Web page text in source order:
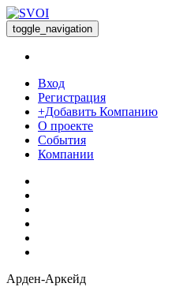
toggle_navigation
Вход
Регистрация
+Добавить Компанию
О проекте
События
Компании
Арден-Аркейд